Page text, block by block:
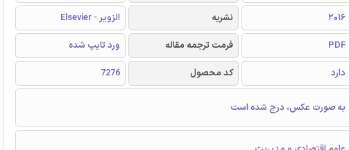
2016 نشریه
الزویر - Elsevier
PDF فرمت ترجمه مقاله
ورد تایپ شده
دارد کد محصول
7276
به صورت عکس، درج شده است